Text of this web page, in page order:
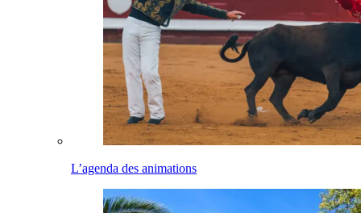
L’agenda des animations